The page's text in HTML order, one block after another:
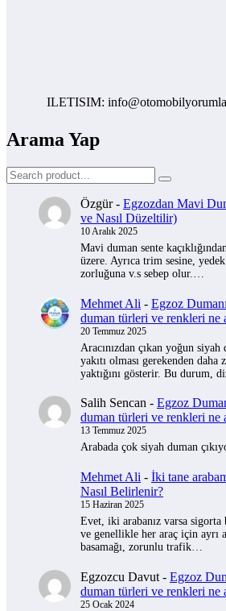
ILETISIM:
Arama Yap
Özgür- Egzozdan Mavi
ve Nasıl Düzeltilir)
10 Aralık 2025
Mavi duman sente
üzere. Ayrıca trim sesine, yedek
zorluğuna v.s sebep olur.…
Mehmet Ali - Egzoz
duman türleri ve renkleri ne
20 Temmuz 2025
Aracınızdan çıkan yoğun
yakıtı olması gerekenden daha
yaktığını gösterir. Bu durum,
Salih Sencan - Egzoz
duman türleri ve renkleri ne
13 Temmuz 2025
Arabada çok siyah duman
Mehmet Ali - İki tane
Nasıl Belirlenir?
15 Haziran 2025
Evet, iki arabanız varsa
ve genellikle her araç için ayrı
basamağı, zorunlu trafik…
Egzozcu Davut - Egzoz
duman türleri ve renkleri ne
25 Ocak 2024